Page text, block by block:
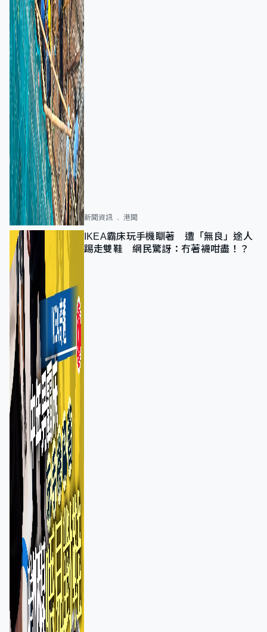
新聞資訊 港聞
IKEA霸床玩手機瞓著 遭「無良」途人
踢走雙鞋 網民驚訝：冇著襪咁盡！？